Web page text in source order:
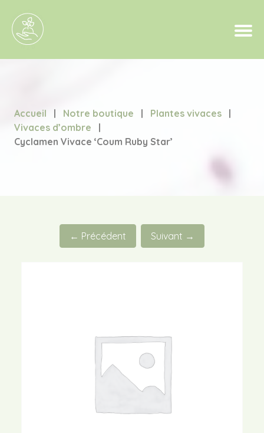
Accueil | Notre boutique | Plantes vivaces
|
Vivaces d’ombre
|
Cyclamen Vivace ‘Coum Ruby Star’
← Précédent Suivant →